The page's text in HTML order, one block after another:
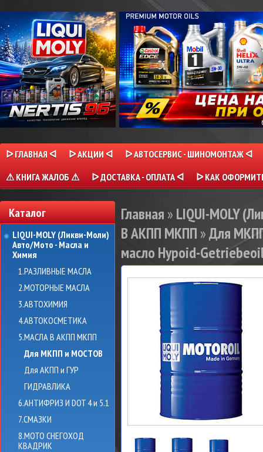
ᐅ ГЛАВНАЯ ᐊ ᐅ АКЦИИ ᐊ
ᐅ АВТОСЕРВИС - ШИНОМОНТАЖ ᐊ
⚠ КНИГА ЖАЛОБ ⚠
ᐅ ДОСТАВКА - ОПЛАТА ᐊ ᐅ КАК
Каталог
LIQUI-MOLY (Ликви-Моли)
Авто/Мото - Масла и
Химия
1.РАЗЛИВНЫЕ МАСЛА
2.МОТОРНЫЕ МАСЛА
3.АВТОХИМИЯ
4.АВТОКОСМЕТИКА
5.МАСЛА В АКПП МКПП
Для МКПП и МОСТОВ
Для АКПП и ГУР
ГИДРАВЛИКА
6.АНТИФРИЗ И DOT 4 и 5.1
7.СМАЗКИ
8.МОТО СНЕГОХОД
КВАДРИК
Главная » LIQUI-MOLY
В АКПП МКПП »Для
масло Hypoid-